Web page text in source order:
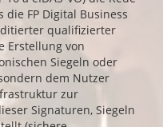
FP Digital Business
qualifizierter
Erstellung von
Siegeln oder
dem Nutzer
zur
Signaturen, Siegeln